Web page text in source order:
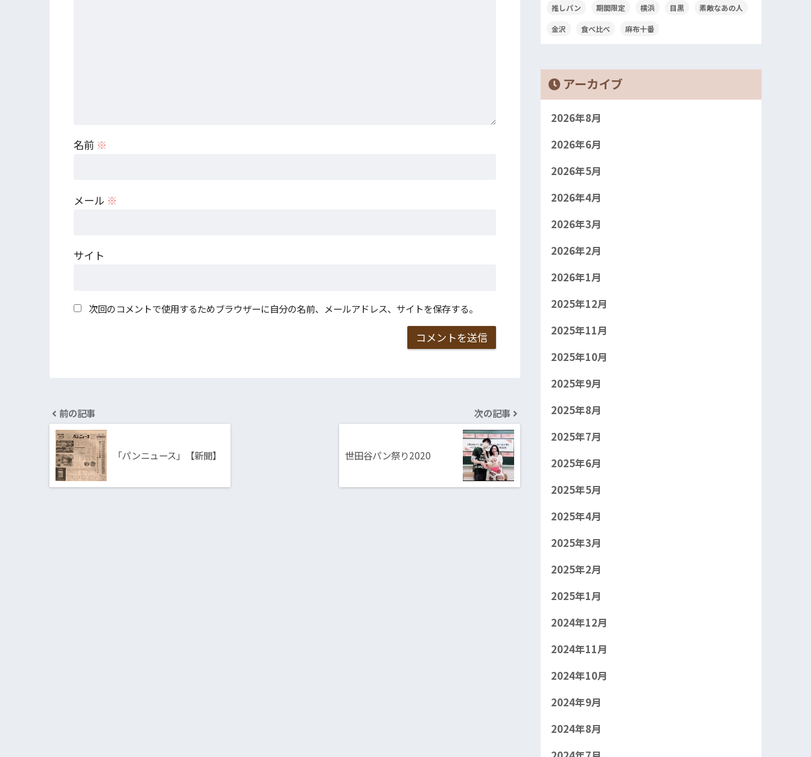
名前 ※
メール ※
サイト
次回のコメントで使用するためブラウザーに自分の名前、メールアドレス、サイトを保存する。
前の記事
「パンニュース」【新聞】
次の記事
世田谷パン祭り2020
推しパン 期間限定 横浜 目黒 素敵なあの人
金沢 食べ比べ 麻布十番
アーカイブ
2026年8月
2026年6月
2026年5月
2026年4月
2026年3月
2026年2月
2026年1月
2025年12月
2025年11月
2025年10月
2025年9月
2025年8月
2025年7月
2025年6月
2025年5月
2025年4月
2025年3月
2025年2月
2025年1月
2024年12月
2024年11月
2024年10月
2024年9月
2024年8月